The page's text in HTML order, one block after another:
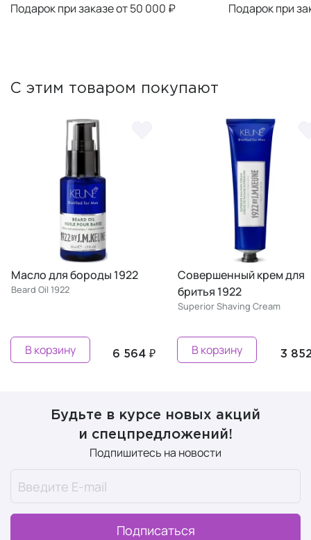
Подарок при заказе от 50 000 ₽ Подарок при
С этим товаром покупают
Масло для бороды 1922
Beard Oil 1922
6 564 ₽
В корзину
Совершенный крем для
бритья 1922
Superior Shaving Cream
3
В корзину
Будьте в курсе новых акций
и спецпредложений!
Подпишитесь на новости
Подписаться